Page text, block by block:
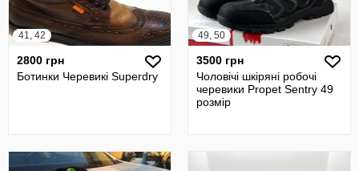
41, 42
2800 грн
Ботинки Черевикі Superdry
49, 50
3500 грн
Чоловічі шкіряні робочі
черевики Propet Sentry 49
розмір